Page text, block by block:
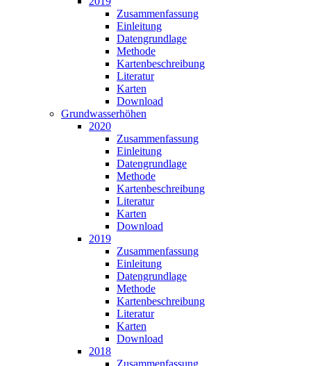
Zusammenfassung
Einleitung
Datengrundlage
Methode
Kartenbeschreibung
Literatur
Karten
Download
Grundwasser­höhen
2020
Zusammen­fassung
Einleitung
Datengrundlage
Methode
Karten­beschreibung
Literatur
Karten
Download
2019
Zusammen­fassung
Einleitung
Datengrundlage
Methode
Karten­beschreibung
Literatur
Karten
Download
2018